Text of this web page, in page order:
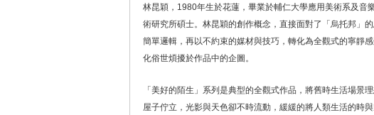
林昆穎，1980年生於花蓮，畢業於輔仁大學應用美術系及音
術研究所碩士。林昆穎的創作概念，直接面對了「烏托邦」
簡單邏輯，再以不約束的媒材與技巧，轉化為全觀式的寧靜
化俗世煩擾於作品中的企圖。
「美好的陌生」系列是典型的全觀式作品，將舊時生活場景
屋子佇立，光影與天色卻不時流動，緩緩的將人類生活的時